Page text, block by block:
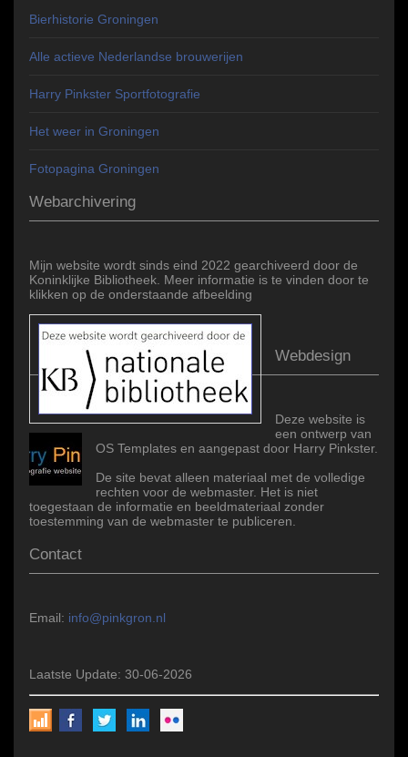
Bierhistorie Groningen
Alle actieve Nederlandse brouwerijen
Harry Pinkster Sportfotografie
Het weer in Groningen
Fotopagina Groningen
Webarchivering
Mijn website wordt sinds eind 2022 gearchiveerd door de
Koninklijke Bibliotheek. Meer informatie is te vinden door te
klikken op de onderstaande afbeelding
Webdesign
Deze website is
een ontwerp van
OS Templates en aangepast door Harry Pinkster.
De site bevat alleen materiaal met de volledige
rechten voor de webmaster. Het is niet
toegestaan de informatie en beeldmateriaal zonder
toestemming van de webmaster te publiceren.
Contact
Email: info@pinkgron.nl
Laatste Update: 30-06-2026